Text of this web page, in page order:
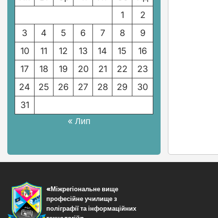
1
2
3
4 5 6 7 8
9
10
11 12 13 14 15
16
17
18 19 20 21 22
23
24
25 26 27 28 29
30
31
« Лип
«Міжрегіональне вище
професійне училище з
поліграфії та інформаційних